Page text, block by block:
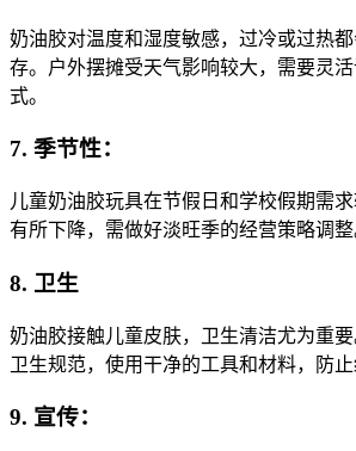
奶油胶对温度和湿度敏感，过冷或过热
存。户外摆摊受天气影响较大，需要灵
式。
7. 季节性：
儿童奶油胶玩具在节假日和学校假期需
有所下降，需做好淡旺季的经营策略调整
8. 卫生
奶油胶接触儿童皮肤，卫生清洁尤为重
卫生规范，使用干净的工具和材料，防止
9. 宣传：